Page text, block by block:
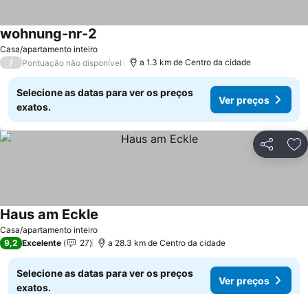
Casa/apartamento inteiro
wohnung-nr-2
/ Pontuação não disponível a 1.3 km de Centro da cidade
Selecione as datas para ver os preços
exatos.
Ver preços
Partilhar
Casa/apartamento inteiro
Haus am Eckle
9,2 Excelente 27 a 28.3 km de Centro da cidade
Selecione as datas para ver os preços
exatos.
Ver preços